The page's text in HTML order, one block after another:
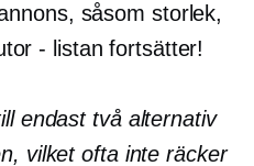
såsom storlek,
- listan fortsätter!
endast två alternativ
vilket ofta inte räcker